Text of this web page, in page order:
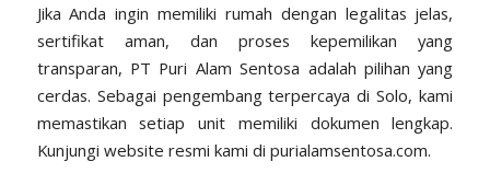
Jika Anda ingin memiliki rumah dengan legalitas jelas,
sertifikat aman, dan proses kepemilikan yang
transparan, PT Puri Alam Sentosa adalah pilihan yang
cerdas. Sebagai pengembang terpercaya di Solo, kami
memastikan setiap unit memiliki dokumen lengkap.
Kunjungi website resmi kami di purialamsentosa.com.